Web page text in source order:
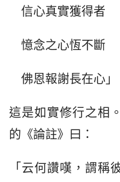
信心真實獲得者
憶念之心恆不斷
佛恩報謝長在心」
這是如實修行之相
的《論註》曰：
「云何讚嘆，謂稱